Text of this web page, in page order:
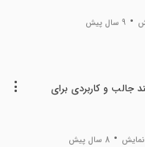
9 سال پیش
جالب و کاربردی برای
8 سال پیش